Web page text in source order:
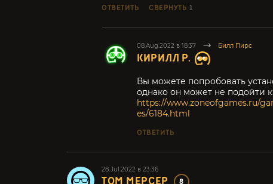
ОТВЕТИТЬ СВЕРНУТЬ 1
08.Aug.2022 в 18:37 Билл Пирс
КИРИЛЛ Р.
Вы можете попробовать
однако он может не подойти
https://www.zoneofgames.ru/
es/6184.html
ОТВЕТИТЬ
28.Jul.2022 в 23:36
ТОМ МЕРСЕР 8